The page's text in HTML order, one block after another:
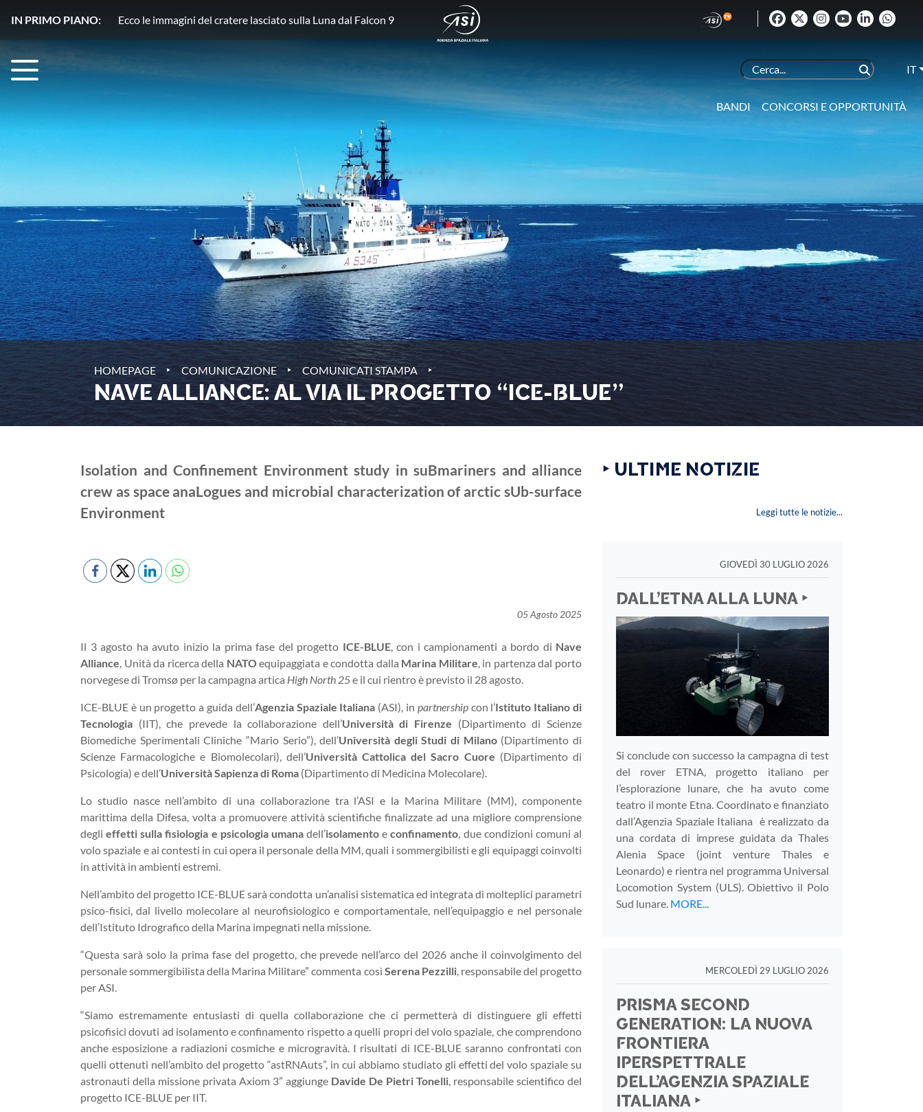
IN PRIMO PIANO: Plutone, azoto in movimento
IT
BANDI CONCORSI E OPPORTUNITÀ
HOMEPAGE ‣ COMUNICAZIONE ‣ COMUNICATI STAMPA ‣
NAVE ALLIANCE: AL VIA IL PROGETTO “ICE-BLUE”
Isolation and Confinement Environment study in suBmariners and alliance
crew as space anaLogues and microbial characterization of arctic sUb-surface
Environment
05 Agosto 2025
Il 3 agosto ha avuto inizio la prima fase del progetto ICE-BLUE, con i campionamenti a bordo di Nave
Alliance, Unità da ricerca della NATOequipaggiata e condotta dalla Marina Militare, in partenza dal porto
norvegese di Tromsø per la campagna artica High North 25e il cui rientro è previsto il 28 agosto.
ICE-BLUE è un progetto a guida dell’Agenzia Spaziale Italiana (ASI), in partnershipcon l’Istituto Italiano di
Tecnologia (IIT), che prevede la collaborazione dell’Università di Firenze (Dipartimento di Scienze
Biomediche Sperimentali Cliniche “Mario Serio”), dell’Università degli Studi di Milano(Dipartimento di
Scienze Farmacologiche e Biomolecolari), dell’Università Cattolica del Sacro Cuore (Dipartimento di
Psicologia) e dell’Università Sapienza di Roma (Dipartimento di Medicina Molecolare).
Lo studio nasce nell’ambito di una collaborazione tra l’ASI e la Marina Militare (MM), componente
marittima della Difesa, volta a promuovere attività scientifiche finalizzate ad una migliore comprensione
deglieffetti sulla fisiologia e psicologia umanadell’isolamento econfinamento, due condizioni comuni al
volo spaziale e ai contesti in cui opera il personale della MM, quali i sommergibilisti e gli equipaggi coinvolti
in attività in ambienti estremi.
Nell’ambito del progetto ICE-BLUE sarà condotta un’analisi sistematica ed integrata di molteplici parametri
psico-fisici, dal livello molecolare al neurofisiologico e comportamentale, nell’equipaggio e nel personale
dell’Istituto Idrografico della Marina impegnati nella missione.
“Questa sarà solo la prima fase del progetto, che prevede nell’arco del 2026 anche il coinvolgimento del
personale sommergibilista della Marina Militare” commenta così Serena Pezzilli, responsabile del progetto
per ASI.
“Siamo estremamente entusiasti di quella collaborazione che ci permetterà di distinguere gli effetti
psicofisici dovuti ad isolamento e confinamento rispetto a quelli propri del volo spaziale, che comprendono
anche esposizione a radiazioni cosmiche e microgravità. I risultati di ICE-BLUE saranno confrontati con
quelli ottenuti nell’ambito del progetto “astRNAuts”, in cui abbiamo studiato gli effetti del volo spaziale su
astronauti della missione privata Axiom 3” aggiunge Davide De Pietri Tonelli, responsabile scientifico del
progetto ICE-BLUE per IIT.
‣ ULTIME NOTIZIE
Leggi tutte le notizie...
GIOVEDÌ 30 LUGLIO 2026
DALL’ETNA ALLA LUNA ‣
Si conclude con successo la campagna di test
del rover ETNA, progetto italiano per
l’esplorazione lunare, che ha avuto come
teatro il monte Etna. Coordinato e finanziato
dall’Agenzia Spaziale Italiana è realizzato da
una cordata di imprese guidata da Thales
Alenia Space (joint venture Thales e
Leonardo) e rientra nel programma Universal
Locomotion System (ULS). Obiettivo il Polo
Sud lunare. MORE...
MERCOLEDÌ 29 LUGLIO 2026
PRISMA SECOND
GENERATION: LA NUOVA
FRONTIERA
IPERSPETTRALE
DELL’AGENZIA SPAZIALE
ITALIANA ‣